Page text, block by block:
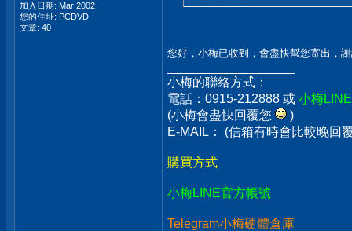
加入日期: Mar 2002
您的住址: PCDVD
文章: 40
您好，小梅已收到，會盡快幫您寄出，
小梅的聯絡方式：
電話：0915-212888 或 小梅
(小梅會盡快回覆您
)
E-MAIL： (信箱有時會比較晚回
購買方式
小梅LINE官方帳號
Telegram小梅硬體倉庫